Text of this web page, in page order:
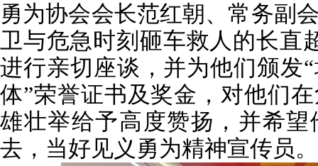
勇为协会会长范红朝、常务副
卫与危急时刻砸车救人的长直
进行亲切座谈，并为他们颁发
体”荣誉证书及奖金，对他们
雄壮举给予高度赞扬，并希
去，当好见义勇为精神宣传员。